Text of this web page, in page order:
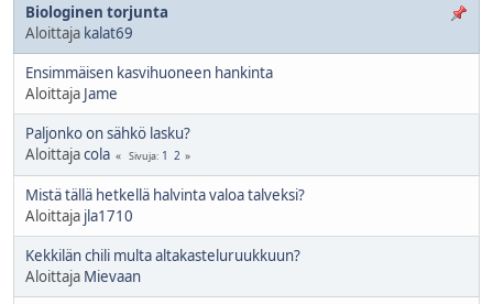
Biologinen torjunta
Aloittaja kalat69
Ensimmäisen kasvihuoneen hankinta
Aloittaja Jame
Paljonko on sähkö lasku?
Aloittajacola Sivuja 1 2
Mistä tällä hetkellä halvinta valoa talveksi?
Aloittaja jla1710
Kekkilän chili multa altakasteluruukkuun?
Aloittaja Mievaan